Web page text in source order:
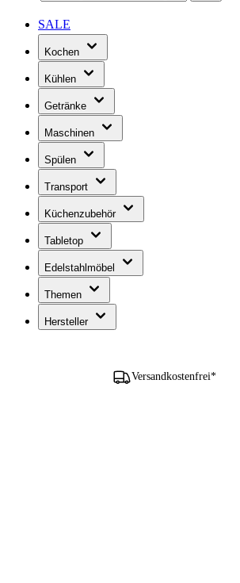
SALE
Kochen
Kühlen
Getränke
Maschinen
Spülen
Transport
Küchenzubehör
Tabletop
Edelstahlmöbel
Themen
Hersteller
Versandkostenfrei*